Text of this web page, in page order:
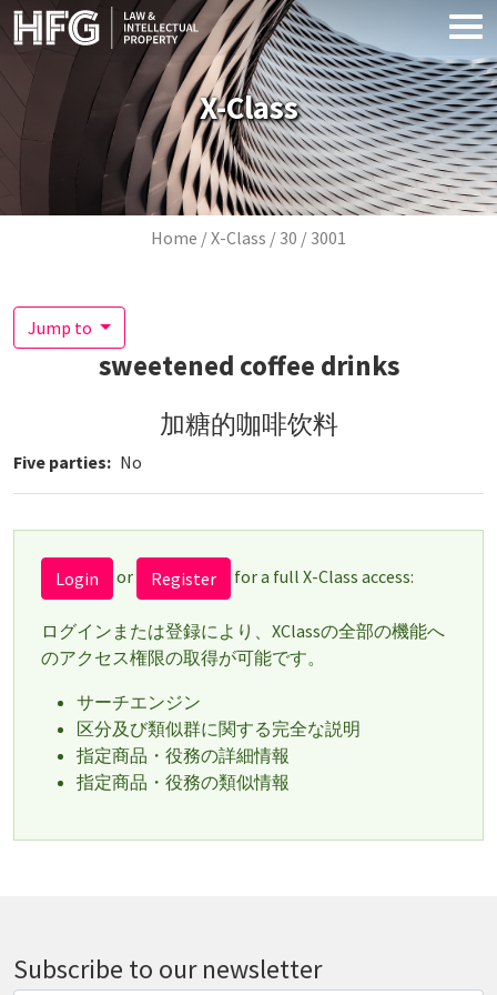
Skip to main content
X-Class
Breadcrumb
Home X-Class 30 3001
Jump to
sweetened coffee drinks
加糖的咖啡饮料
Five parties No
Login or Register for a full X-Class access:
ログインまたは登録により、XClassの全部の機能へ
のアクセス権限の取得が可能です。
サーチエンジン
区分及び類似群に関する完全な説明
指定商品・役務の詳細情報
指定商品・役務の類似情報
Subscribe to our newsletter